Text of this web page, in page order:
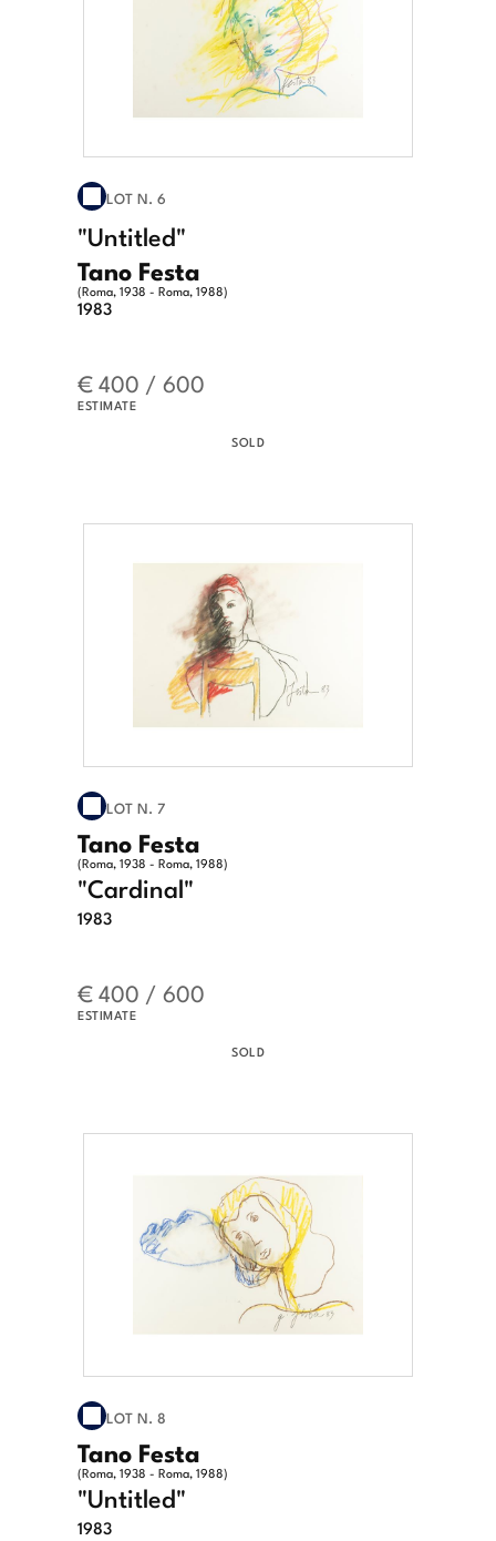
LOT N. 6
Tano Festa
(Roma, 1938 - Roma, 1988)
"Untitled"
1983
€ 400 / 600
ESTIMATE
SOLD
LOT N. 7
Tano Festa
(Roma, 1938 - Roma, 1988)
"Cardinal"
1983
€ 400 / 600
ESTIMATE
SOLD
LOT N. 8
Tano Festa
(Roma, 1938 - Roma, 1988)
"Untitled"
1983